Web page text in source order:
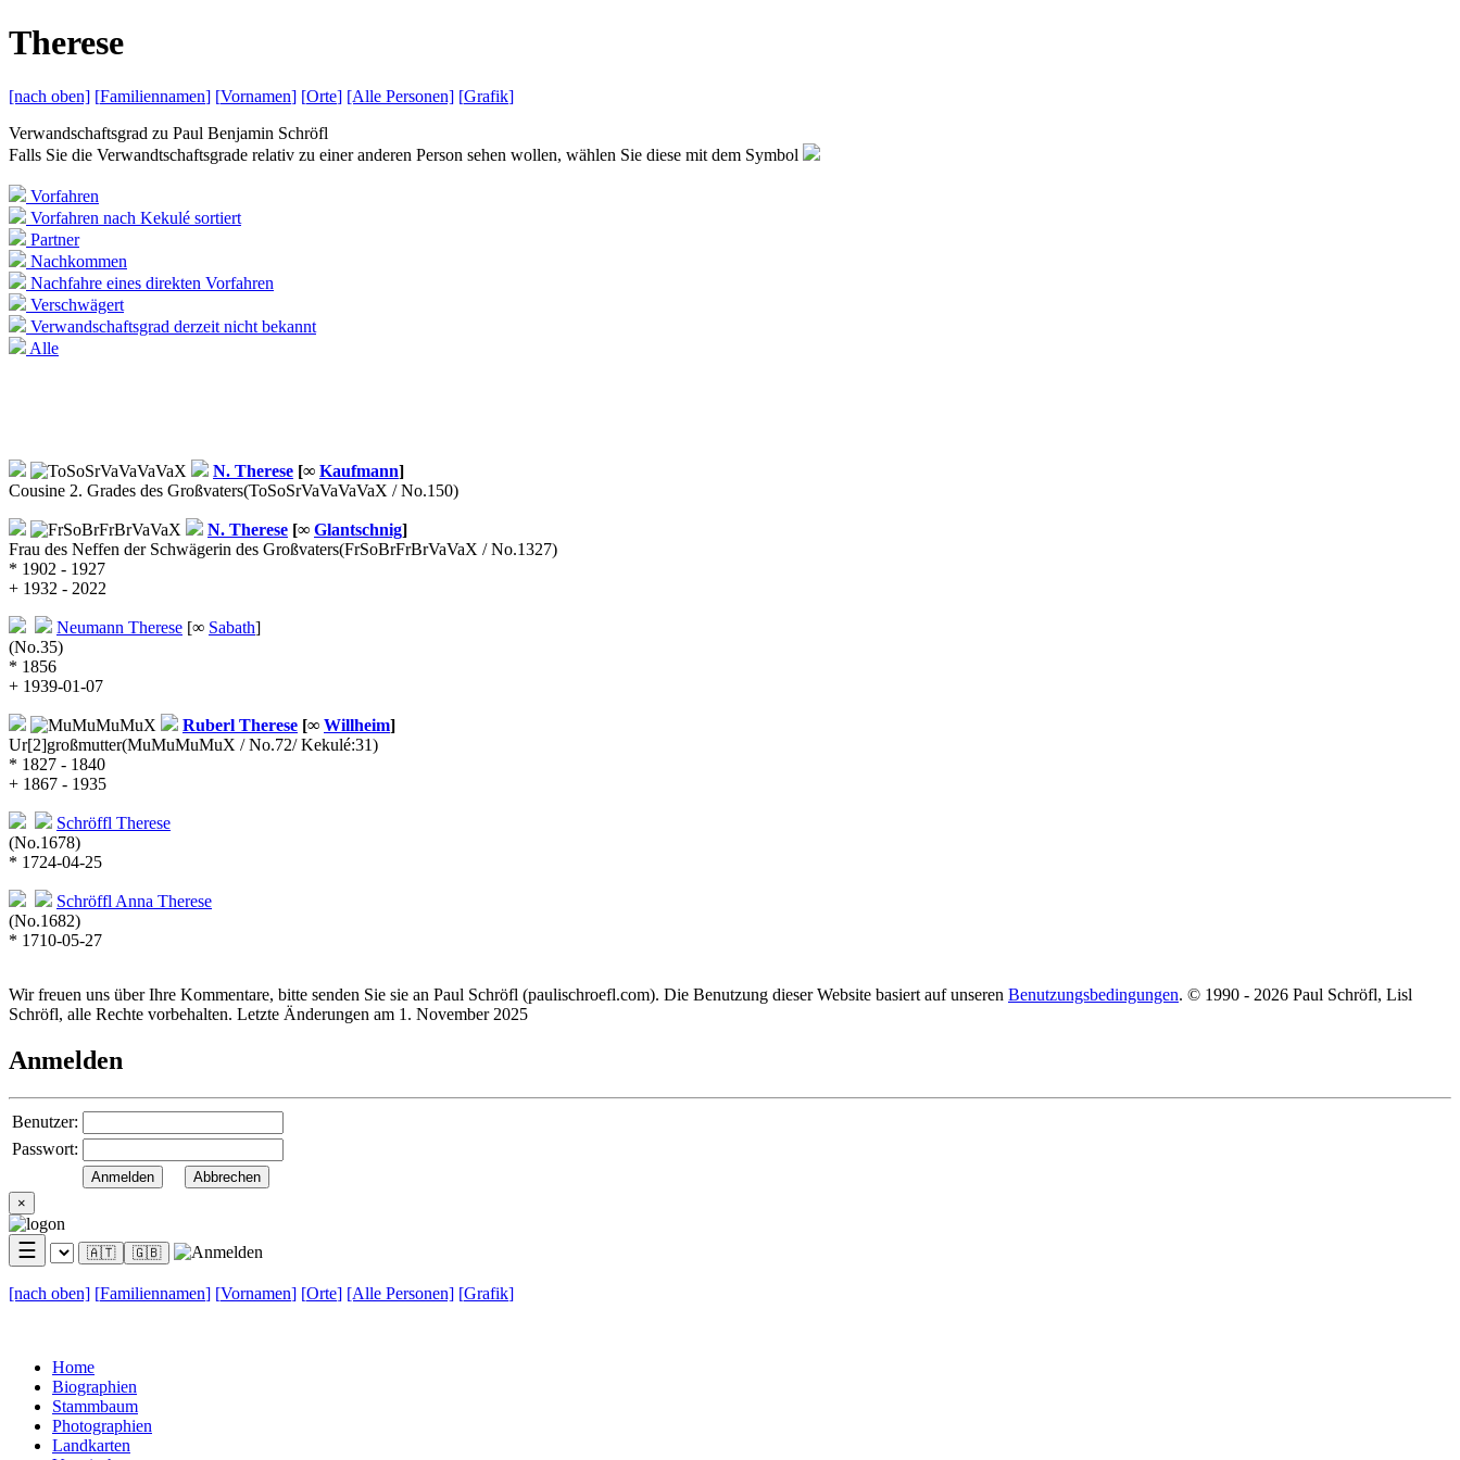
Therese
[nach oben] [Familiennamen] [Vornamen] [Orte] [Alle Personen] [Grafik]
Verwandschaftsgrad zu Paul Benjamin Schröfl
Falls Sie die Verwandtschaftsgrade relativ zu einer anderen Person sehen wollen, wählen Sie diese mit dem Symbol
Vorfahren
Vorfahren nach Kekulé sortiert
Partner
Nachkommen
Nachfahre eines direkten Vorfahren
Verschwägert
Verwandschaftsgrad derzeit nicht bekannt
Alle
N. Therese [∞ Kaufmann]
Cousine 2. Grades des Großvaters(ToSoSrVaVaVaVaX / No.150)
N. Therese [∞ Glantschnig]
Frau des Neffen der Schwägerin des Großvaters(FrSoBrFrBrVaVaX / No.1327)
* 1902 - 1927
+ 1932 - 2022
Neumann Therese [∞ Sabath]
(No.35)
* 1856
+ 1939-01-07
Ruberl Therese [∞ Willheim]
Ur[2]großmutter(MuMuMuMuX / No.72/ Kekulé:31)
* 1827 - 1840
+ 1867 - 1935
Schröffl Therese
(No.1678)
* 1724-04-25
Schröffl Anna Therese
(No.1682)
* 1710-05-27
Wir freuen uns über Ihre Kommentare, bitte senden Sie sie an Paul Schröfl (paulischroefl.com). Die Benutzung dieser Website basiert auf unseren Benutzungsbedingungen. © 1990 - 2026 Paul Schröfl, Lisl
Schröfl, alle Rechte vorbehalten. Letzte Änderungen am 1. November 2025
Anmelden
Benutzer:
Passwort:
×
☰ 🇦🇹 🇬🇧
[nach oben] [Familiennamen] [Vornamen] [Orte] [Alle Personen] [Grafik]
Home
Biographien
Stammbaum
Photographien
Landkarten